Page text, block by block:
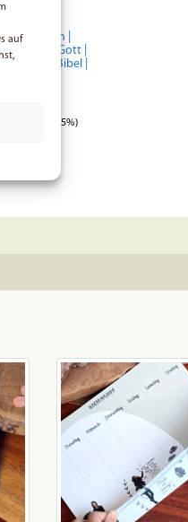
auf
| Filz-
|
| Christlich |
| Glaube | Gott |
| Bibel |
(Du sparst 15%)